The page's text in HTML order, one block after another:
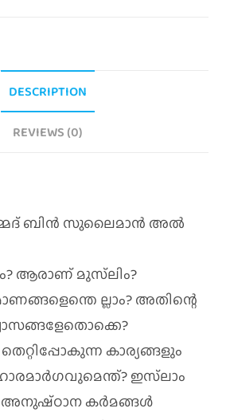
DESCRIPTION
REVIEWS (0)
ബിന്‍ സുലൈമാന്‍ അല്‍
ആരാണ്‌ മുസ്‌ലിം?
ല്ലാം? അതിന്റെ
കാര്യങ്ങളും
ഇസ്‌ലാം
അനുഷ്‌ഠാന കര്‍മങ്ങള്‍